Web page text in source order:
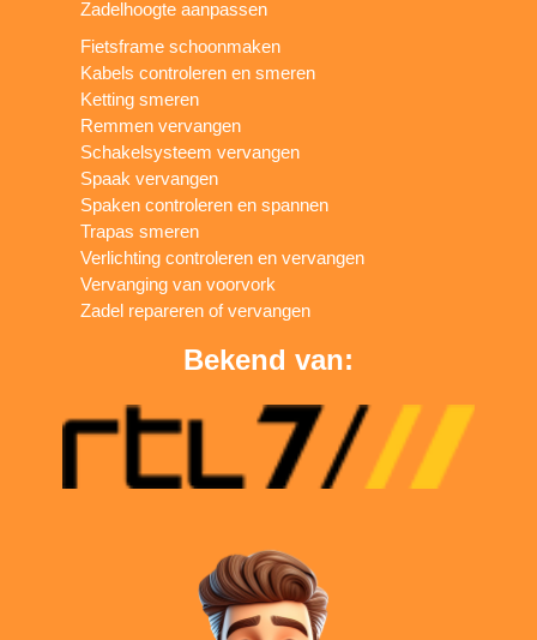
Zadelhoogte aanpassen
Fietsframe schoonmaken
Kabels controleren en smeren
Ketting smeren
Remmen vervangen
Schakelsysteem vervangen
Spaak vervangen
Spaken controleren en spannen
Trapas smeren
Verlichting controleren en vervangen
Vervanging van voorvork
Zadel repareren of vervangen
Bekend van: